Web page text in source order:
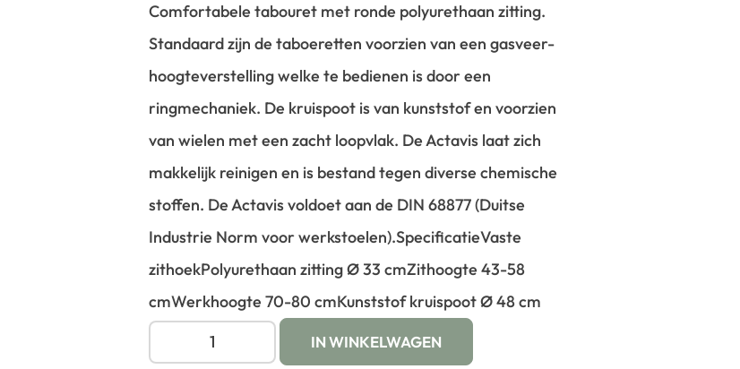
Comfortabele tabouret met ronde polyurethaan zitting.
Standaard zijn de taboeretten voorzien van een gasveer-
hoogteverstelling welke te bedienen is door een
ringmechaniek. De kruispoot is van kunststof en voorzien
van wielen met een zacht loopvlak. De Actavis laat zich
makkelijk reinigen en is bestand tegen diverse chemische
stoffen. De Actavis voldoet aan de DIN 68877 (Duitse
Industrie Norm voor werkstoelen).SpecificatieVaste
zithoekPolyurethaan zitting Ø 33 cmZithoogte 43-58
cmWerkhoogte 70-80 cmKunststof kruispoot Ø 48 cm
IN WINKELWAGEN